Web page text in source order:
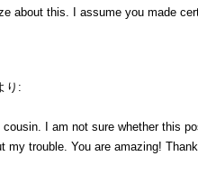
about this. I assume you made
り:
I am not sure whether this
my trouble. You are amazing!